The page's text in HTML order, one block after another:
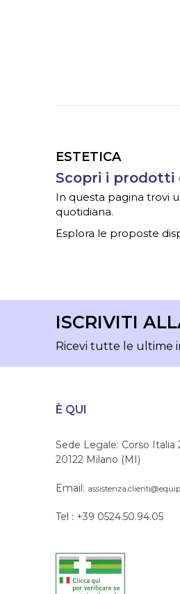
ESTETICA
Scopri i prodotti
In questa pagina trovi
quotidiana.
Esplora le proposte
ISCRIVITI
Ricevi tutte le ultime
È QUI
Sede Legale: Corso Italia
20122 Milano (MI)
Email:
Tel : +39 0524.50.94.05